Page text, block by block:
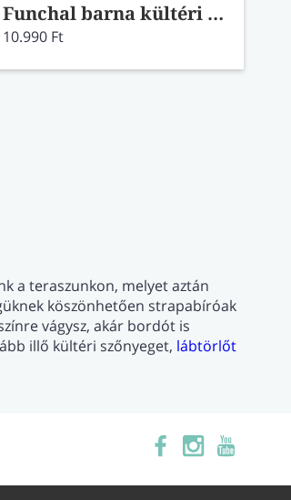
Funchal barna kültéri szőnyeg 60x110
10.990 Ft
a teraszunkon, melyet aztán
köszönhetően strapabíróak
vágysz, akár bordót is
illő kültéri szőnyeget, lábtörlőt